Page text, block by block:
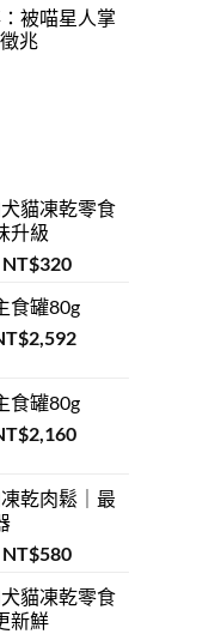
被喵星人掌
兆
貓凍乾零食
升級
NT$320價
範
圍：
NT$320
食罐80g
2,592價
圍：
NT$58
NT$2,592
食罐80g
2,160價
圍：
NT$2,160
乾肉鬆｜最
NT$580價
範
貓凍乾零食
新鮮